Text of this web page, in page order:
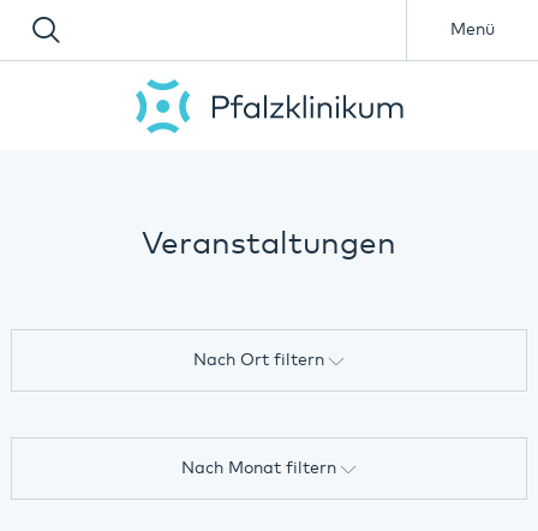
Menü
Veranstaltungen
Nach Ort filtern
Online-Veranstaltung
Nach Monat filtern